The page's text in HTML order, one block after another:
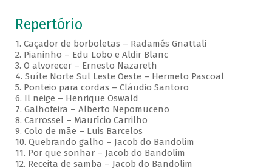
Repertório
1. Caçador de borboletas – Radamés Gnattali
2. Pianinho – Edu Lobo e Aldir Blanc
3. O alvorecer – Ernesto Nazareth
4. Suíte Norte Sul Leste Oeste – Hermeto Pascoal
5. Ponteio para cordas – Cláudio Santoro
6. Il neige – Henrique Oswald
7. Galhofeira – Alberto Nepomuceno
8. Carrossel – Maurício Carrilho
9. Colo de mãe – Luis Barcelos
10. Quebrando galho – Jacob do Bandolim
11. Por que sonhar – Jacob do Bandolim
12. Receita de samba – Jacob do Bandolim